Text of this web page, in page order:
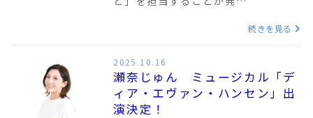
続きを見る
2025.10.16
瀬奈じゅん ミュージカル「デ
ィア・エヴァン・ハンセン」出
演決定！